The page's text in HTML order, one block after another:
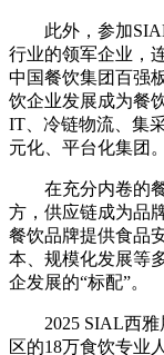
此外，参加SIAL
行业的领军企业，
中国餐饮集团百强
饮企业发展成为餐
IT、冷链物流、集
元化、平台化集团。
在充分内卷的餐
方，供应链成为品
餐饮品牌提供食品
本、规模化发展等
企发展的“标配”。
2025 SIAL西雅
区的18万食饮专业